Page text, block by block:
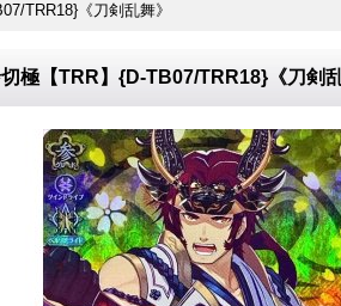
TRR18}《刀剣乱舞》
極【TRR】{D-TB07/TRR18}《刀剣乱